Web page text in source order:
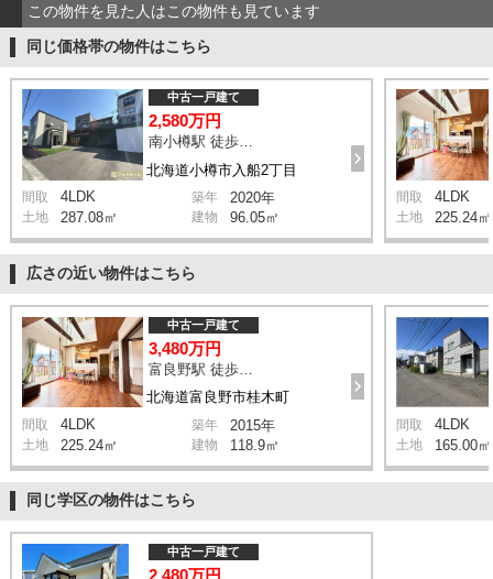
この物件を見た人はこの物件も見ています
同じ価格帯の物件はこちら
北海道小樽市入船2丁目
中古一戸建て
2,580万円
南小樽駅 徒歩12分
間取 4LDK 築年 2020年
土地 287.08㎡ 建物 96.05㎡
間取 4LDK
土地 225.24㎡
広さの近い物件はこちら
北海道富良野市桂木町
中古一戸建て
3,480万円
間取 4LDK 築年 2015年
土地 225.24㎡ 建物 118.9㎡
間取 4LDK
土地 165.00㎡
同じ学区の物件はこちら
中古一戸建て